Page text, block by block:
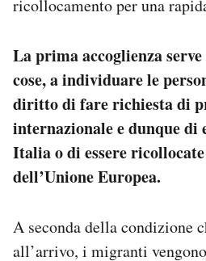
ricollocamento per una
La prima accoglienza
cose, a individuare le
diritto di fare richiesta di
internazionale e dunque di
Italia o di essere
dell’Unione Europea.
A seconda della condizione
all’arrivo, i migranti